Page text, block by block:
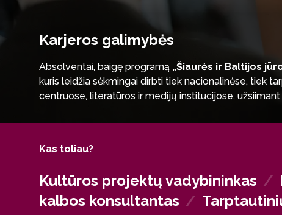
Karjeros galimybės
Absolventai, baigę programą „Šiaurės ir Baltijos
kuris leidžia sėkmingai dirbti tiek nacionalinėse, tiek
centruose, literatūros ir medijų institucijose,
Absolventai taip pat gali veikti kaip tarpkultūrinės
tarpininkavimo ir regioninio bendradarbiavimo. Be
Programos absolventai yra kritiškai mąstantys,
daugiakultūrių aplinkų, veikti kaip kultūros ekspertai,
Kas toliau?
Kultūros projektų vadybininkas /
kalbos konsultantas /